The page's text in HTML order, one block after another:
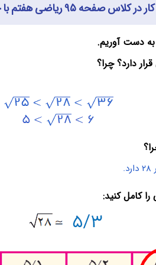
کار در کلاس صفحه ۹۵ ریاضی هفتم با جواب
کامل کنید: